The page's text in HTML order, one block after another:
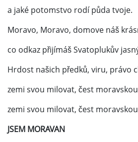
a jaké potomstvo rodí půda tvoje.
Moravo, Moravo, domove náš
co odkaz přijímáš Svatoplukův
Hrdost našich předků, viru, právo
zemi svou milovat, čest
zemi svou milovat, čest
JSEM MORAVAN